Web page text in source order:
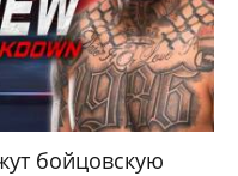
бойцовскую